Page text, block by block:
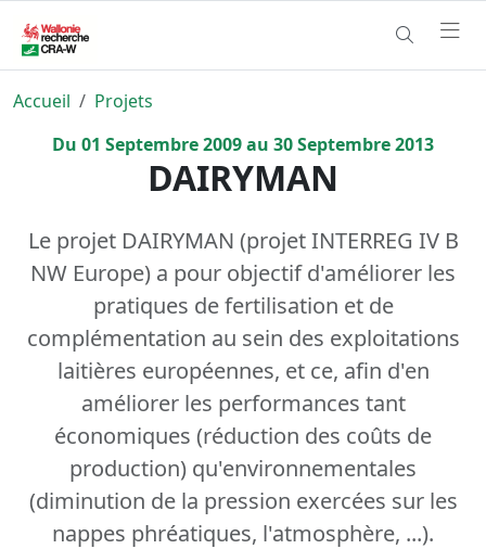
Accueil
Projets
Du 01 Septembre2009au 30Septembre2013
DAIRYMAN
Le projet DAIRYMAN (projet INTERREG IV B
NW Europe) a pour objectif d'améliorer les
pratiques de fertilisation et de
complémentation au sein des exploitations
laitières européennes, et ce, afin d'en
améliorer les performances tant
économiques (réduction des coûts de
production) qu'environnementales
(diminution de la pression exercées sur les
nappes phréatiques, l'atmosphère, ...).